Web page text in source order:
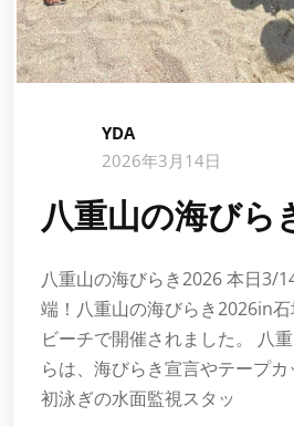
YDA
2026年3月14日
八重山の海びら
八重山の海びらき2026 本日3/
端！八重山の海びらき2026in
ビーチで開催されました。 八
らは、海びらき宣言やテープ
初泳ぎの水面監視スタッ